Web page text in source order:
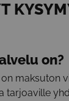
on?
maksuton
tarjoaville